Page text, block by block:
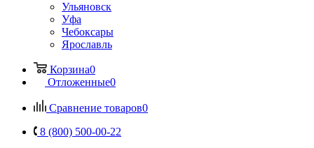
Ульяновск
Уфа
Чебоксары
Ярославль
Корзина0
Отложенные0
Сравнение товаров0
8 (800) 500-00-22